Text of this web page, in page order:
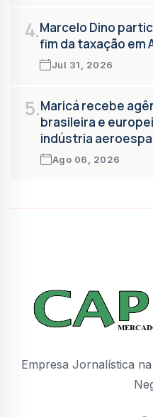
4.Marcelo Dino
fim da taxação em
Jul 31, 2026
5.Maricá recebe
brasileira e
indústria
Ago 06, 2026
Empresa Jornalística